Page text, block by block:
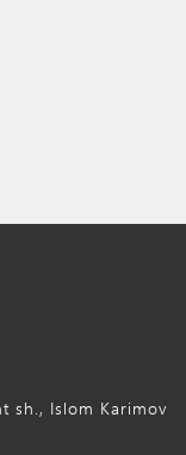
sh., Islom Karimov